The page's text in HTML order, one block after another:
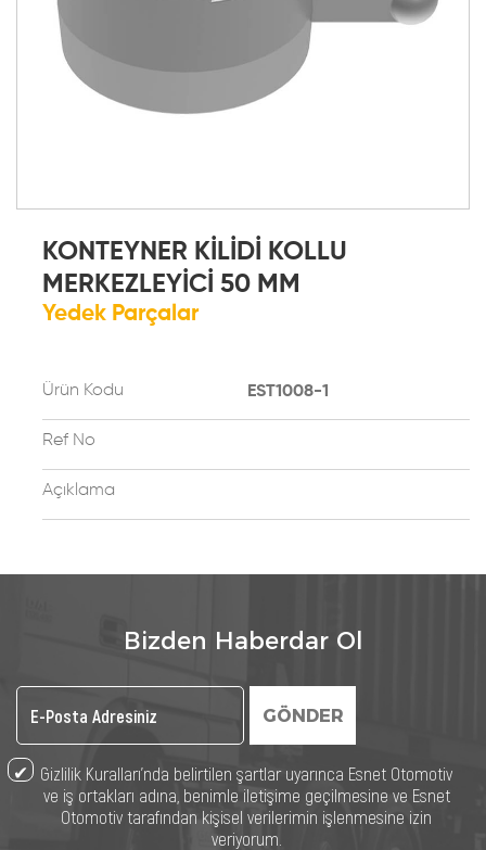
KONTEYNER KİLİDİ KOLLU
MERKEZLEYİCİ 50 MM
Yedek Parçalar
Ürün Kodu EST1008-1
Ref No
Açıklama
Bizden Haberdar Ol
GÖNDER
Gizlilik Kuralları’nda belirtilen şartlar uyarınca Esnet Otomotiv
ve iş ortakları adına, benimle iletişime geçilmesine ve Esnet
Otomotiv tarafından kişisel verilerimin işlenmesine izin
veriyorum.